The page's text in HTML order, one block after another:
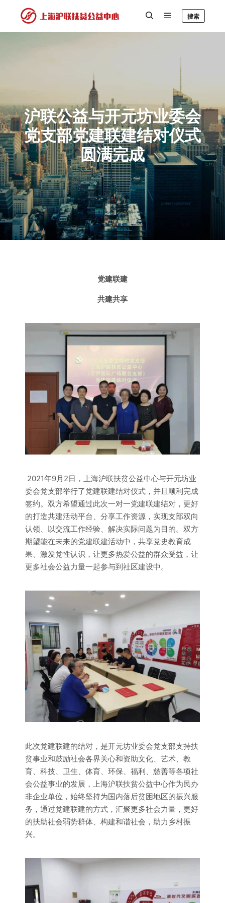
搜索
沪联公益与开元坊业委会
党支部党建联建结对仪式
圆满完成
党建联建
共建共享
2021年9月2日，上海沪联扶贫公益中心与开元坊业
委会党支部举行了党建联建结对仪式，并且顺利完成
签约。双方希望通过此次一对一党建联建结对，更好
的打造共建活动平台、分享工作资源，实现支部双向
认领、以交流工作经验、解决实际问题为目的。双方
期望能在未来的党建联建活动中，共享党史教育成
果、激发党性认识，让更多热爱公益的群众受益，让
更多社会公益力量一起参与到社区建设中。
此次党建联建的结对，是开元坊业委会党支部支持扶
贫事业和鼓励社会各界关心和资助文化、艺术、教
育、科技、卫生、体育、环保、福利、慈善等各项社
会公益事业的发展，上海沪联扶贫公益中心作为民办
非企业单位，始终坚持为国内落后贫困地区的振兴服
务，通过党建联建的方式，汇聚更多社会力量，更好
的扶助社会弱势群体、构建和谐社会，助力乡村振
兴。